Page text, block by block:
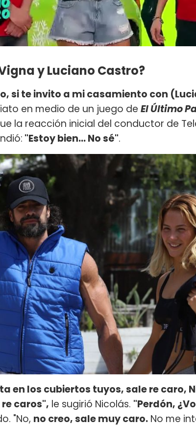
y Luciano Castro?
si te invito a mi casamiento con
en medio de un juego de El Último
la reacción inicial del conductor de
"Estoy bien... No sé".
en los cubiertos tuyos, sale re caro,
caros", le sugirió Nicolás. "Perdón,
"No, no creo, sale muy caro. No me